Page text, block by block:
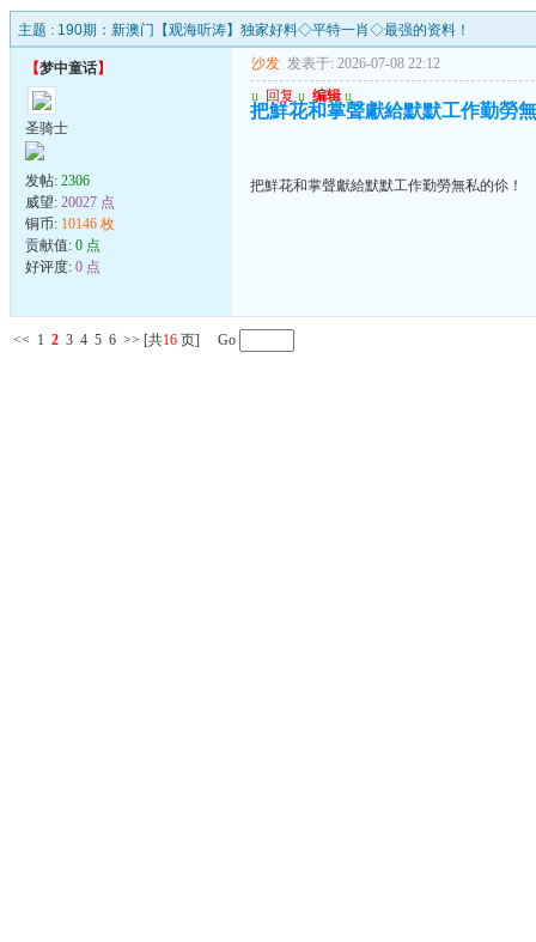
主题 : 190期：新澳门【观海听涛】独家好料◇平特一肖◇最强的资料！
【梦中童话】
圣骑士
发帖: 2306
威望: 20027 点
铜币: 10146 枚
贡献值: 0 点
好评度: 0 点
沙发 发表于: 2026-07-08 22:12
u 回复 u 编辑 u
把鮮花和掌聲獻給默默工作勤勞
把鮮花和掌聲獻給默默工作勤勞無私的伱！
<< 1 2 3 4 5 6 >> [共16 页] Go